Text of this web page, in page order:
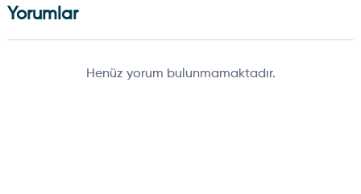
Yorumlar
Henüz yorum bulunmamaktadır.